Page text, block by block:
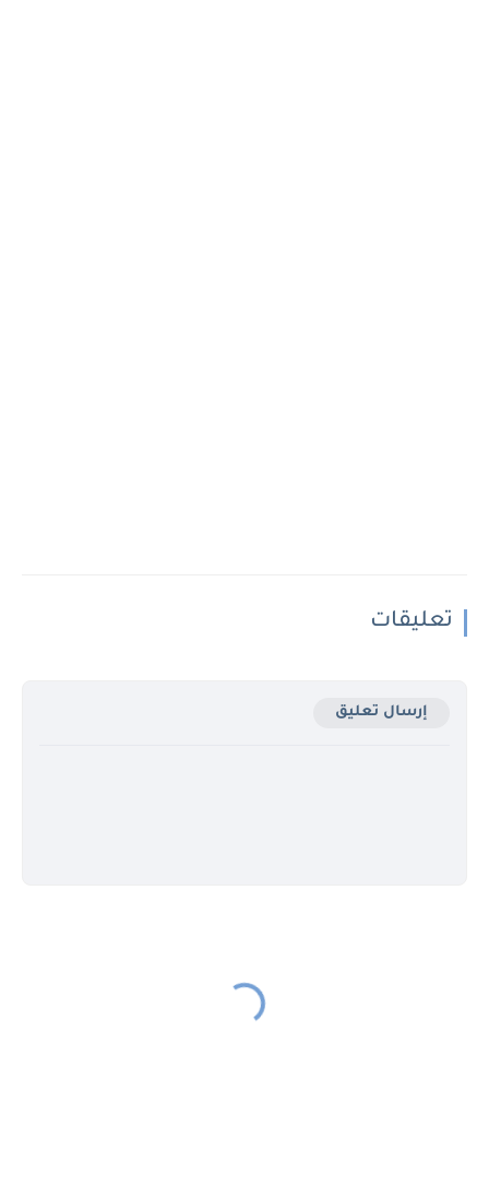
تعليقات
إرسال تعليق